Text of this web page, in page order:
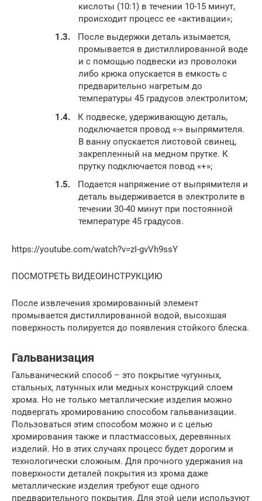
кислоты (10:1) в течении 10-15 минут,
происходит процесс ее «активации»;
После выдержки деталь изымается,
промывается в дистиллированной воде
и с помощью подвески из проволоки
либо крюка опускается в емкость с
предварительно нагретым до
температуры 45 градусов электролитом;
К подвеске, удерживающую деталь,
подключается провод «-» выпрямителя.
В ванну опускается листовой свинец,
закрепленный на медном прутке. К
прутку подключается повод «+»;
Подается напряжение от выпрямителя и
деталь выдерживается в электролите в
течении 30-40 минут при постоянной
температуре 45 градусов.
https://youtube.com/watch?v=zI-gvVh9ssY
ПОСМОТРЕТЬ ВИДЕОИНСТРУКЦИЮ
После извлечения хромированный элемент
промывается дистиллированной водой, высохшая
поверхность полируется до появления стойкого блеска.
Гальванизация
Гальванический способ – это покрытие чугунных,
стальных, латунных или медных конструкций слоем
хрома. Но не только металлические изделия можно
подвергать хромированию способом гальванизации.
Пользоваться этим способом можно и с целью
хромирования также и пластмассовых, деревянных
изделий. Но в этих случаях процесс будет дорогим и
технологически сложным. Для прочного удержания на
поверхности деталей покрытия из хрома даже
металлические изделия требуют еще одного
предварительного покрытия. Для этой цели используют